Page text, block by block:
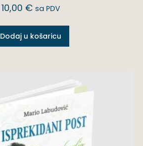
10,00 € sa PDV
Dodaj u košaricu